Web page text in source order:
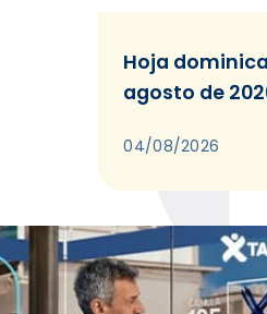
Hoja
agosto de
04/08/2026